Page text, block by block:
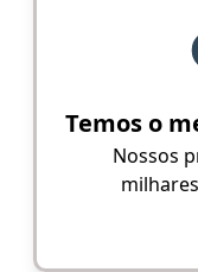
Temos o
Nossos